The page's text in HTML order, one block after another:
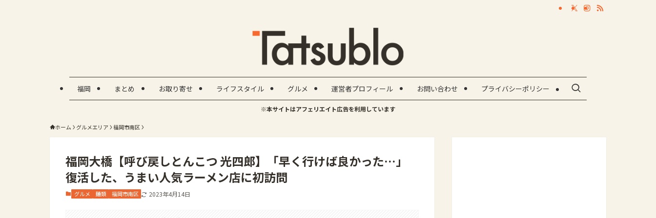
福岡 まとめ お取り寄せ ライフスタイル グルメ 運営者プロフィール お問い合わせ プライバシーポリシー
※本サイトはアフェリエイト広告を利用しています
ホーム グルメエリア 福岡市南区
福岡大橋【呼び戻しとんこつ 光四郎】「早く行けば良かった…」
復活した、うまい人気ラーメン店に初訪問
グルメ 麺類 福岡市南区 2023年4月14日